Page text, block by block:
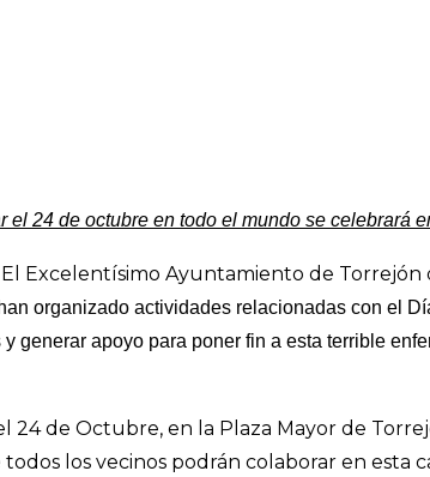
24 de octubre en todo el mundo se celebrará
Excelentísimo Ayuntamiento de Torrejón
organizado actividades relacionadas con el
generar apoyo para poner fin a esta terrible
24 de Octubre, en la Plaza Mayor de
los vecinos podrán colaborar en esta